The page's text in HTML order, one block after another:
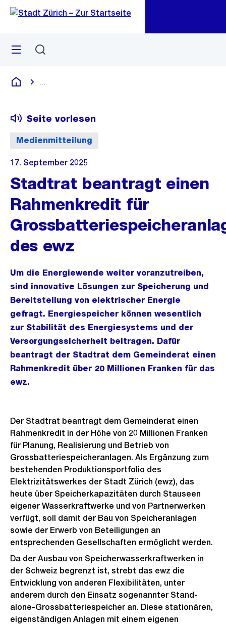
Navigation
Sprunglink
Menü
Deutsch
Medienmitteilung
Seite vorlesen
17. September 2025
Stadtrat beantragt einen
Rahmenkredit für
des ewz
Um die Energiewende weiter voranzutreiben,
sind innovative Lösungen zur Speicherung und
Bereitstellung von elektrischer Energie
gefragt. Energiespeicher können wesentlich
zur Stabilität des Energiesystems und der
Versorgungssicherheit beitragen. Dafür
beantragt der Stadtrat dem Gemeinderat einen
Rahmenkredit über 20 Millionen Franken für das
ewz.
Der Stadtrat beantragt dem Gemeinderat einen
Rahmenkredit in der Höhe von 20 Millionen Franken
für Planung, Realisierung und Betrieb von
Grossbatteriespeicheranlagen. Als Ergänzung zum
bestehenden Produktionsportfolio des
Elektrizitätswerkes der Stadt Zürich (ewz), das
heute über Speicherkapazitäten durch Stauseen
eigener Wasserkraftwerke und von Partnerwerken
verfügt, soll damit der Bau von Speicheranlagen
sowie der Erwerb von Beteiligungen an
entsprechenden Gesellschaften ermöglicht werden.
Da der Ausbau von Speicherwasserkraftwerken in
der Schweiz begrenzt ist, strebt das ewz die
Entwicklung von anderen Flexibilitäten, unter
anderem durch den Einsatz sogenannter Stand-
alone-Grossbatteriespeicher an. Diese stationären,
eigenständigen Anlagen mit einem eigenen